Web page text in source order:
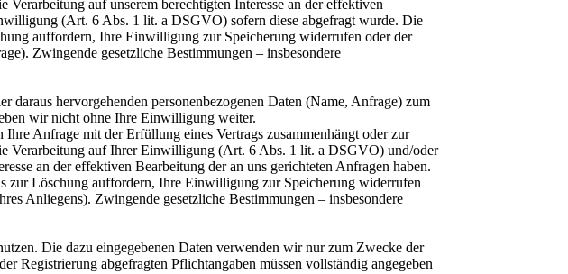
auf unserem berechtigten Interesse an der effektiven
(Art. 6 Abs. 1 lit. a DSGVO) sofern diese abgefragt wurde. Die
auffordern, Ihre Einwilligung zur Speicherung widerrufen oder der
Zwingende gesetzliche Bestimmungen – insbesondere
hervorgehenden personenbezogenen Daten (Name, Anfrage) zum
wir nicht ohne Ihre Einwilligung weiter.
Anfrage mit der Erfüllung eines Vertrags zusammenhängt oder zur
Verarbeitung auf Ihrer Einwilligung (Art. 6 Abs. 1 lit. a DSGVO) und/oder
an der effektiven Bearbeitung der an uns gerichteten Anfragen haben.
zur Löschung auffordern, Ihre Einwilligung zur Speicherung widerrufen
Anliegens). Zwingende gesetzliche Bestimmungen – insbesondere
Die dazu eingegebenen Daten verwenden wir nur zum Zwecke der
Registrierung abgefragten Pflichtangaben müssen vollständig angegeben